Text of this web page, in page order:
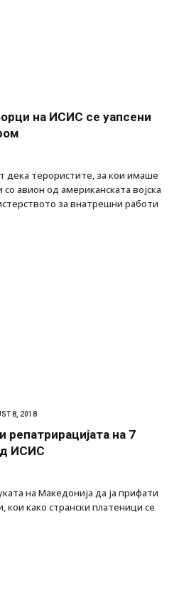
на ИСИС се уапсени
дека терористите, за кои имаше
авион од американската војска
за внатрешни работи
8, 2018
репатрирацијата на 7
ИСИС
на Македонија да ја прифати
кои како странски платеници се